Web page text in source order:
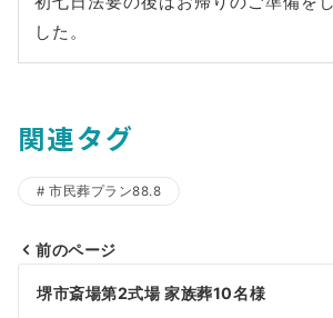
した。
関連タグ
市民葬プラン88.8
投
前のページ
堺市斎場第2式場 家族葬10名様